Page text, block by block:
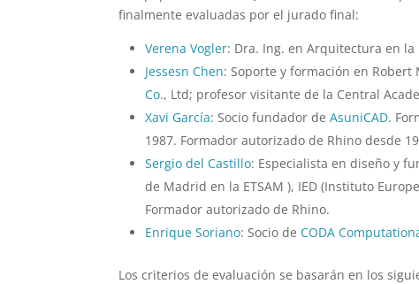
finalmente evaluadas por el jurado final:
Verena Vogler: Dra. Ing. en Arquitectura en
Jessesn Chen: Soporte y formación en
Co., Ltd; profesor visitante de la Central
Xavi García: Socio fundador deAsuniCAD.
1987. Formador autorizado de Rhino desde
Sergio del Castillo: Especialista en diseño y
de Madrid en la ETSAM ), IED (Instituto
Formador autorizado de Rhino.
Enrique Soriano: Socio deCODA
Los criterios de evaluación se basarán en los